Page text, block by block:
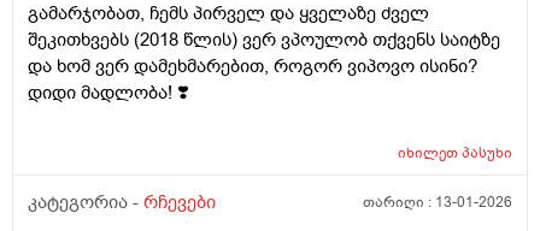
უცაბედი სისხლ Ჩაქცევა რისი ბრალიია
გამარჯობათ, ჩემს პირველ და ყველაზე ძველ
შეკითხვებს (2018 წლის) ვერ ვპოულობ თქვენს საიტზე
და ხომ ვერ დამეხმარებით, როგორ ვიპოვო ისინი?
დიდი მადლობა! ❣️
იხილეთპასუხი
კატეგორია - რჩევები თარიღი : 13-01-2026